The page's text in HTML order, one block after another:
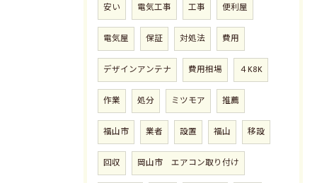
安い 電気工事 工事 便利屋
電気屋 保証 対処法 費用
デザインアンテナ 費用相場 ４K8K
作業 処分 ミツモア 推薦
福山市 業者 設置 福山 移設
回収 岡山市 エアコン取り付け